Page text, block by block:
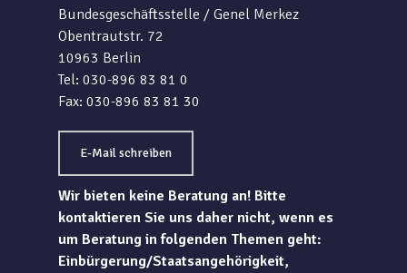
Bundesgeschäftsstelle / Genel Merkez
Obentrautstr. 72
10963 Berlin
Tel: 030-896 83 81 0
Fax: 030-896 83 81 30
E-Mail schreiben
Wir bieten keine Beratung an! Bitte
kontaktieren Sie uns daher nicht, wenn es
um Beratung in folgenden Themen geht:
Einbürgerung/Staatsangehörigkeit,